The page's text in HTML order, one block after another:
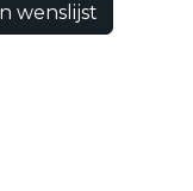
wenslijst